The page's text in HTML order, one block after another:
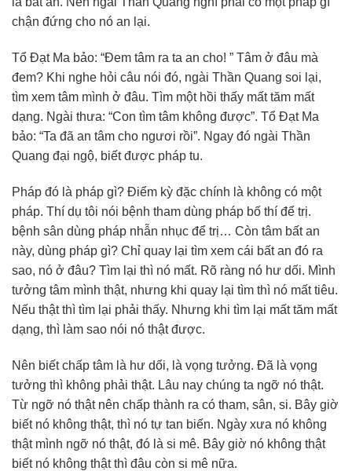
chận đứng cho nó an lại.
Tổ Đạt Ma bảo: “Đem tâm ra ta an cho! ” Tâm ở đâu mà
đem? Khi nghe hỏi câu nói đó, ngài Thần Quang soi lại,
tìm xem tâm mình ở đâu. Tìm một hồi thấy mất tăm mất
dạng. Ngài thưa: “Con tìm tâm không được”. Tổ Đạt Ma
bảo: “Ta đã an tâm cho ngươi rồi”. Ngay đó ngài Thần
Quang đại ngộ, biết được pháp tu.
Pháp đó là pháp gì? Điểm kỳ đặc chính là không có một
pháp. Thí dụ tôi nói bệnh tham dùng pháp bố thí để trị.
bệnh sân dùng pháp nhẫn nhục để trị… Còn tâm bất an
này, dùng pháp gì? Chỉ quay lại tìm xem cái bất an đó ra
sao, nó ở đâu? Tìm lại thì nó mất. Rõ ràng nó hư dối. Mình
tưởng tâm mình thật, nhưng khi quay lại tìm thì nó mất tiêu.
Nếu thật thì tìm lại phải thấy. Nhưng khi tìm lại mất tăm mất
dạng, thì làm sao nói nó thật được.
Nên biết chấp tâm là hư dối, là vọng tưởng. Đã là vọng
tưởng thì không phải thật. Lâu nay chúng ta ngỡ nó thật.
Từ ngỡ nó thật nên chấp thành ra có tham, sân, si. Bây giờ
biết nó không thật, thì nó tự tan biến. Ngày xưa nó không
thật mình ngỡ nó thật, đó là si mê. Bây giờ nó không thật
biết nó không thật thì đâu còn si mê nữa.